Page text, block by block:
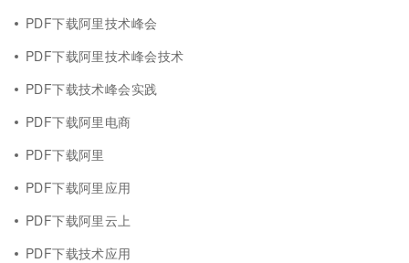
PDF下载阿里技术峰会
PDF下载阿里技术峰会技术
PDF下载技术峰会实践
PDF下载阿里电商
PDF下载阿里
PDF下载阿里应用
PDF下载阿里云上
PDF下载技术应用